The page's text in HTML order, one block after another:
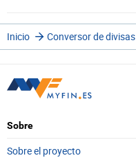
Inicio Conversor de divisas
Sobre
Sobre el proyecto